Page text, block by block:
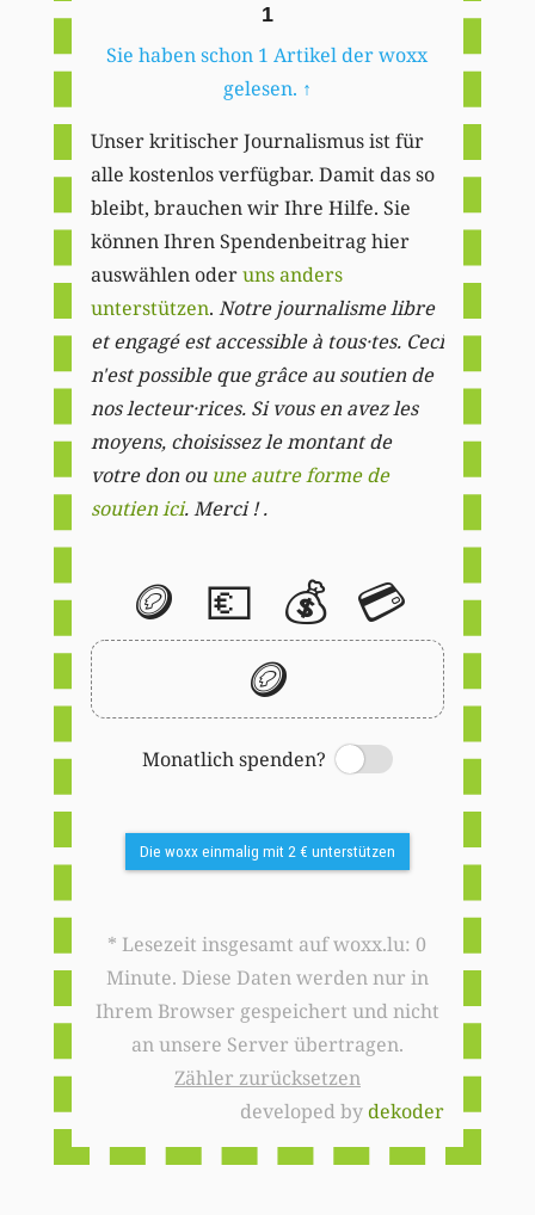
1
Sie haben schon 1 Artikel der woxx
gelesen. ↑
Unser kritischer Journalismus ist für
alle kostenlos verfügbar. Damit das so
bleibt, brauchen wir Ihre Hilfe. Sie
können Ihren Spendenbeitrag hier
auswählen oderuns anders
unterstützen. Notre journalisme libre
et engagé est accessible à tous·tes. Ceci
n'est possible que grâce au soutien de
nos lecteur·rices. Si vous en avez les
moyens, choisissez le montant de
votre don ou une autre forme de
soutien ici. Merci ! .
🪙 💶 💰 💳
🪙
Monatlich spenden?
Switch
Die woxx einmalig mit 2 € unterstützen
* Lesezeit insgesamt auf woxx.lu: 0
Minute. Diese Daten werden nur in
Ihrem Browser gespeichert und nicht
an unsere Server übertragen.
Zähler zurücksetzen
developed bydekoder